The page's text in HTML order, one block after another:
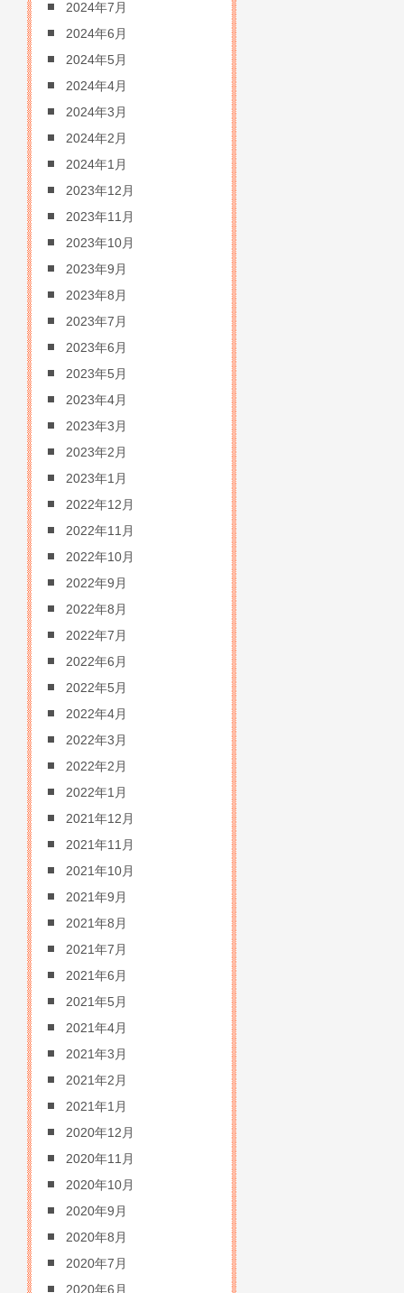
2024年7月
2024年6月
2024年5月
2024年4月
2024年3月
2024年2月
2024年1月
2023年12月
2023年11月
2023年10月
2023年9月
2023年8月
2023年7月
2023年6月
2023年5月
2023年4月
2023年3月
2023年2月
2023年1月
2022年12月
2022年11月
2022年10月
2022年9月
2022年8月
2022年7月
2022年6月
2022年5月
2022年4月
2022年3月
2022年2月
2022年1月
2021年12月
2021年11月
2021年10月
2021年9月
2021年8月
2021年7月
2021年6月
2021年5月
2021年4月
2021年3月
2021年2月
2021年1月
2020年12月
2020年11月
2020年10月
2020年9月
2020年8月
2020年7月
2020年6月